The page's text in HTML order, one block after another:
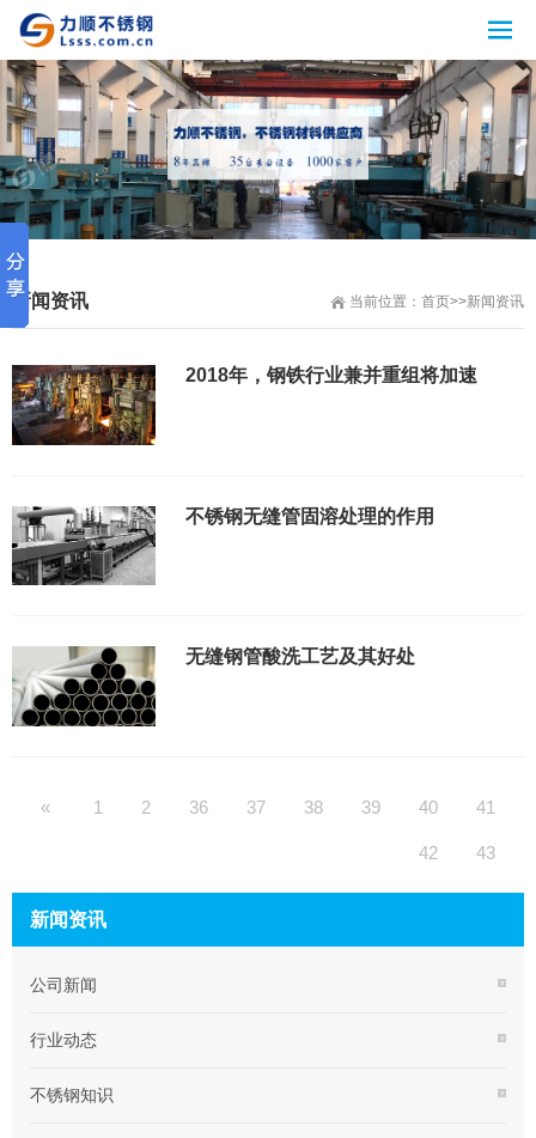
当前位置： 首页>>新闻资讯
新闻资讯
2018年，钢铁行业兼并重组将加速
不锈钢无缝管固溶处理的作用
无缝钢管酸洗工艺及其好处
« 1 2 36 37 38 39 40 41
42 43
新闻资讯
公司新闻
行业动态
不锈钢知识